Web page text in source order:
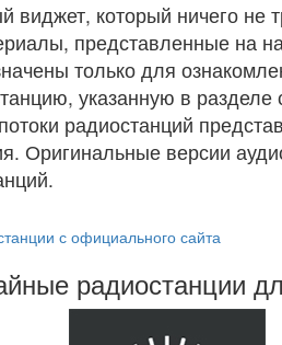
виджет, который ничего не
представленные на
только для
указанную в
радиостанций
Оригинальные версии
с официального сайта
радиостанции